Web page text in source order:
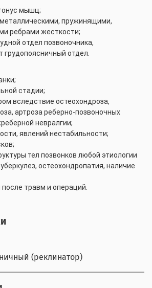
мышц;
пружинящими,
ребрами жесткости;
отдел позвоночника,
грудопоясничный отдел.
стадии;
вследствие остеохондроза,
артроза реберно-позвоночных
невралгии;
явлений нестабильности;
тел позвонков любой этиологии
остеохондропатия, наличие
травм и операций.
(реклинатор)